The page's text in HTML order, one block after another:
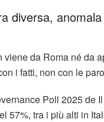
diversa,
da Roma né da
i fatti, non con le
Poll 2025 de
57%, tra i più alti in